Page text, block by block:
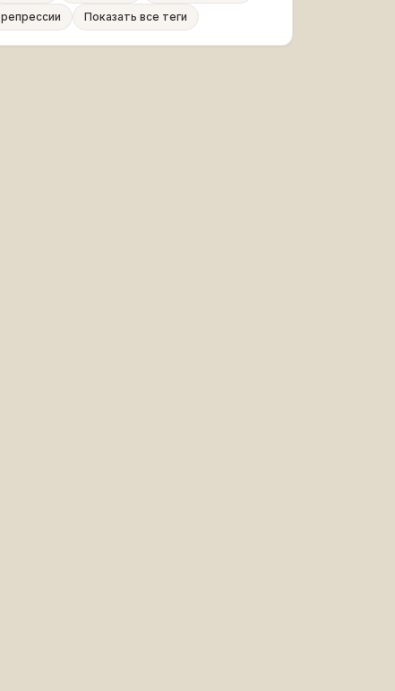
репрессии
Показать все теги